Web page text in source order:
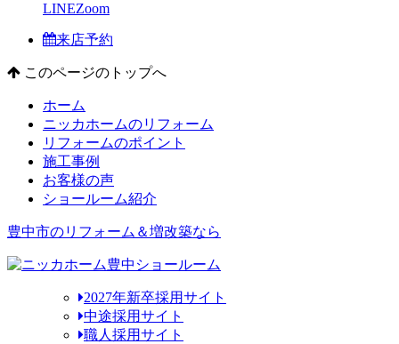
LINEZoom
来店予約
このページのトップへ
ホーム
ニッカホームのリフォーム
リフォームのポイント
施工事例
お客様の声
ショールーム紹介
豊中市のリフォーム＆増改築なら
2027年新卒採用サイト
中途採用サイト
職人採用サイト